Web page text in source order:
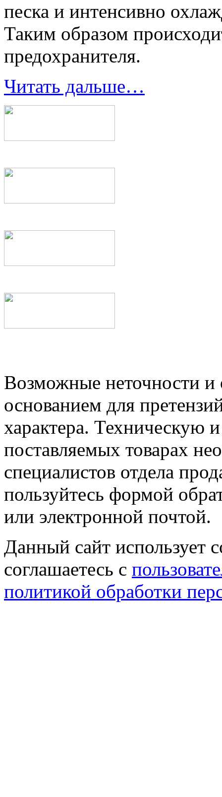
песка и интенсивно
Таким образом
предохранителя.
Читать дальше…
Возможные неточности и
основанием для
характера.
поставляемых товарах
специалистов отдела
пользуйтесь формой
или электронной почтой.
Данный сайт использует
соглашаетесь с
политикой обработки